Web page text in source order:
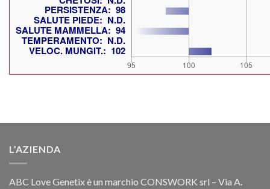
L’AZIENDA
ABC Love Genetix è un marchio CONSWORK srl – Via A.